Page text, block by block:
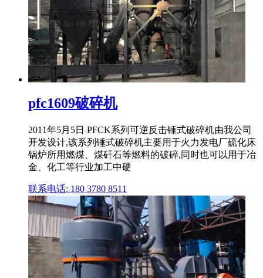
pfc1609破碎机
2011年5月5日 PFCK系列可逆反击锤式破碎机由我公司
开发设计,该系列锤式破碎机主要用于火力发电厂硫化床
锅炉所用燃煤、煤矸石等燃料的破碎,同时也可以用于冶
金、化工等行业加工中硬
联系电话: 180 3780 8511